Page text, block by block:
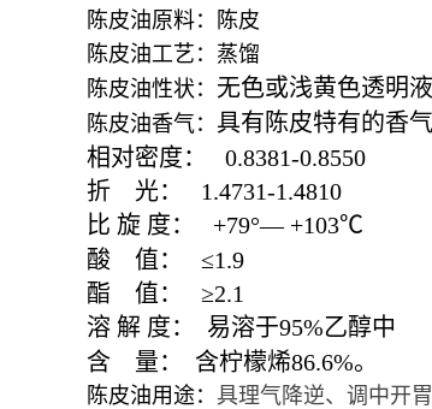
陈皮油原料：陈皮
陈皮油工艺：蒸馏
陈皮油性状： 无色或浅黄色透明
陈皮油香气： 具有陈皮特有的香气
相对密度：
0.8381-
折
光：
1.4731-
比 旋 度： +79°—+103℃
酸
值： ≤1.9
酯
值： ≥
溶 解 度： 易溶于95%乙醇中
含
量： 含柠檬烯86.6%。
陈皮油用途： 具理气降逆、调中开